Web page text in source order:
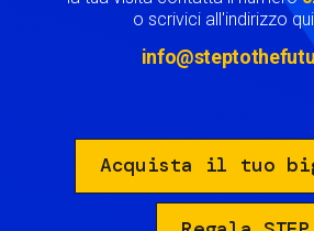
o scrivici all'indirizzo
Acquista il tuo